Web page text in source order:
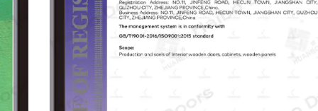
basado en la integridad", nuestro objetivo es
construir una marca confiable con tecnología
avanzada, productos superiores, gestión
moderna y servicio atento.